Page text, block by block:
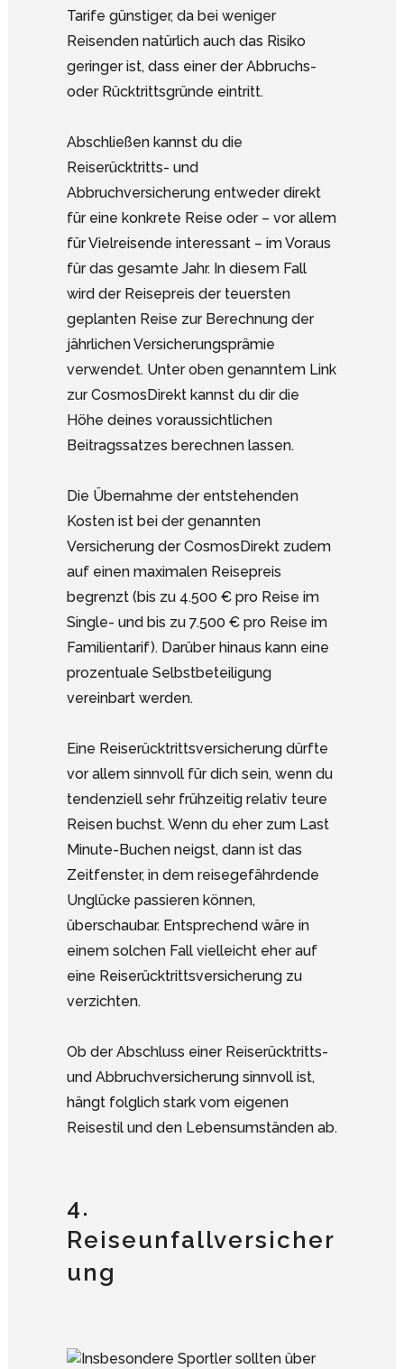
Tarife günstiger, da bei weniger
Reisenden natürlich auch das Risiko
geringer ist, dass einer der Abbruchs-
oder Rücktrittsgründe eintritt.
Abschließen kannst du die
Reiserücktritts- und
Abbruchversicherung entweder direkt
für eine konkrete Reise oder – vor allem
für Vielreisende interessant – im Voraus
für das gesamte Jahr. In diesem Fall
wird der Reisepreis der teuersten
geplanten Reise zur Berechnung der
jährlichen Versicherungsprämie
verwendet. Unter oben genanntem Link
zur CosmosDirekt kannst du dir die
Höhe deines voraussichtlichen
Beitragssatzes berechnen lassen.
Die Übernahme der entstehenden
Kosten ist bei der genannten
Versicherung der CosmosDirekt zudem
auf einen maximalen Reisepreis
begrenzt (bis zu 4.500 € pro Reise im
Single- und bis zu 7.500 € pro Reise im
Familientarif). Darüber hinaus kann eine
prozentuale Selbstbeteiligung
vereinbart werden.
Eine Reiserücktrittsversicherung dürfte
vor allem sinnvoll für dich sein, wenn du
tendenziell sehr frühzeitig relativ teure
Reisen buchst. Wenn du eher zum Last
Minute-Buchen neigst, dann ist das
Zeitfenster, in dem reisegefährdende
Unglücke passieren können,
überschaubar. Entsprechend wäre in
einem solchen Fall vielleicht eher auf
eine Reiserücktrittsversicherung zu
verzichten.
Ob der Abschluss einer Reiserücktritts-
und Abbruchversicherung sinnvoll ist,
hängt folglich stark vom eigenen
Reisestil und den Lebensumständen ab.
4.
Reiseunfallversicher
ung